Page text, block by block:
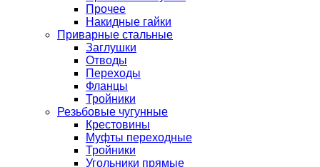
Прочее
Накидные гайки
Приварные стальные
Заглушки
Отводы
Переходы
Фланцы
Тройники
Резьбовые чугунные
Крестовины
Муфты переходные
Тройники
Угольники прямые